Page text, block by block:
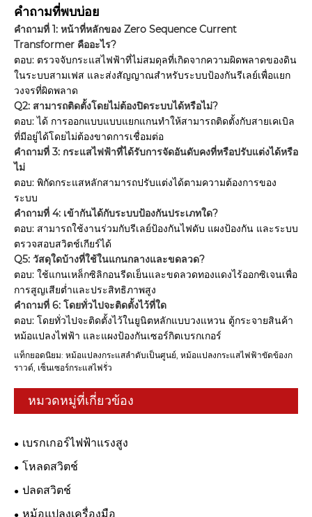
คำถามที่พบบ่อย
คำถามที่ 1: หน้าที่หลักของ Zero Sequence Current
Transformer คืออะไร?
ตอบ: ตรวจจับกระแสไฟฟ้าที่ไม่สมดุลที่เกิดจากความผิดพลาดของดิน
ในระบบสามเฟส และส่งสัญญาณสำหรับระบบป้องกันรีเลย์เพื่อแยก
วงจรที่ผิดพลาด
Q2: สามารถติดตั้งโดยไม่ต้องปิดระบบได้หรือไม่?
ตอบ: ได้ การออกแบบแบบแยกแกนทำให้สามารถติดตั้งกับสายเคเบิล
ที่มีอยู่ได้โดยไม่ต้องขาดการเชื่อมต่อ
คำถามที่ 3: กระแสไฟฟ้าที่ได้รับการจัดอันดับคงที่หรือปรับแต่งได้หรือ
ไม่
ตอบ: พิกัดกระแสหลักสามารถปรับแต่งได้ตามความต้องการของ
ระบบ
คำถามที่ 4: เข้ากันได้กับระบบป้องกันประเภทใด?
ตอบ: สามารถใช้งานร่วมกับรีเลย์ป้องกันไฟดับ แผงป้องกัน และระบบ
ตรวจสอบสวิตช์เกียร์ได้
Q5: วัสดุใดบ้างที่ใช้ในแกนกลางและขดลวด?
ตอบ: ใช้แกนเหล็กซิลิกอนรีดเย็นและขดลวดทองแดงไร้ออกซิเจนเพื่อ
การสูญเสียต่ำและประสิทธิภาพสูง
คำถามที่ 6: โดยทั่วไปจะติดตั้งไว้ที่ใด
ตอบ: โดยทั่วไปจะติดตั้งไว้ในยูนิตหลักแบบวงแหวน ตู้กระจายสินค้า
หม้อแปลงไฟฟ้า และแผงป้องกันเซอร์กิตเบรกเกอร์
แท็กยอดนิยม: หม้อแปลงกระแสลำดับเป็นศูนย์, หม้อแปลงกระแสไฟฟ้าขัดข้องก
ราวด์, เซ็นเซอร์กระแสไฟรั่ว
หมวดหมู่ที่เกี่ยวข้อง
เบรกเกอร์ไฟฟ้าแรงสูง
โหลดสวิตช์
ปลดสวิตช์
หม้อแปลงเครื่องมือ